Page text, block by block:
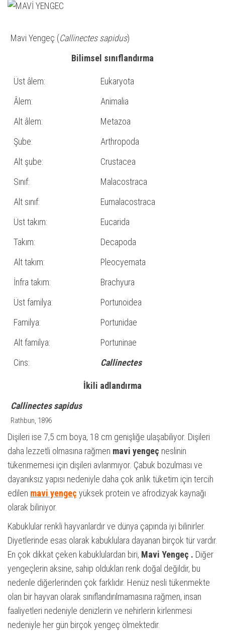
Mavi Yengeç (Callinectes sapidus)
Bilimsel sınıflandırma
Üst âlem:
Eukaryota
Âlem:
Animalia
Alt âlem:
Metazoa
Şube:
Arthropoda
Alt şube:
Crustacea
Sınıf:
Malacostraca
Alt sınıf:
Eumalacostraca
Üst takım:
Eucarida
Takım:
Decapoda
Alt takım:
Pleocyemata
İnfra takım:
Brachyura
Üst familya:
Portunoidea
Familya:
Portunidae
Alt familya:
Portuninae
Cins:
Callinectes
İkili adlandırma
Callinectes sapidus
Rathbun, 1896
Dişileri ise 7,5 cm boya, 18 cm genişliğe ulaşabiliyor. Dişileri
daha lezzetli olmasına rağmen mavi yengeç neslinin
tükenmemesi için dişileri avlanmıyor. Çabuk bozulması ve
dayanıksız yapısı nedeniyle daha çok anlık tüketim için tercih
edilen mavi yengeç yüksek protein ve afrodizyak kaynağı
olarak biliniyor.
Kabuklular renkli hayvanlardır ve dünya çapında iyi bilinirler.
Diyetlerinde esas olarak kabuklulara dayanan birçok tür vardır.
En çok dikkat çeken kabuklulardan biri, Mavi Yengeç . Diğer
yengeçlerin aksine, sahip oldukları renk doğal değildir, bu
nedenle diğerlerinden çok farklıdır. Henüz nesli tükenmekte
olan bir hayvan olarak sınıflandırılmamasına rağmen, insan
faaliyetleri nedeniyle denizlerin ve nehirlerin kirlenmesi
nedeniyle her gün birçok yengeç ölmektedir.